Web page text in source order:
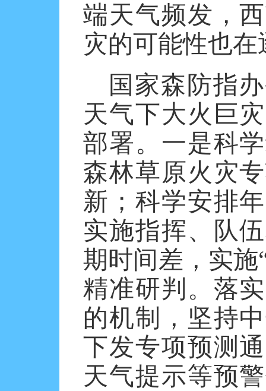
端天气频发，
灾的可能性也
国家森防指
天气下大火巨
部署。一是科
森林草原火灾
新；科学安排
实施指挥、队
期时间差，实施
精准研判。落
的机制，坚持
下发专项预测
天气提示等预